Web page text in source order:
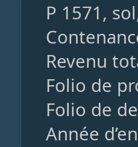
P 1571,
Revenu
Folio de
Folio de
Année